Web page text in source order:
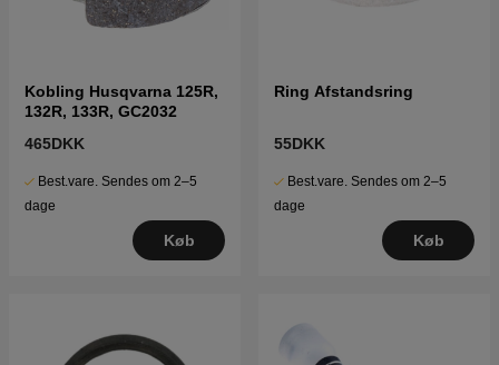
Kobling Husqvarna 125R,
132R, 133R, GC2032
465DKK
Best.vare. Sendes om 2–5
dage
Køb
Ring Afstandsring
55DKK
Best.vare. Sendes om 2–5
dage
Køb